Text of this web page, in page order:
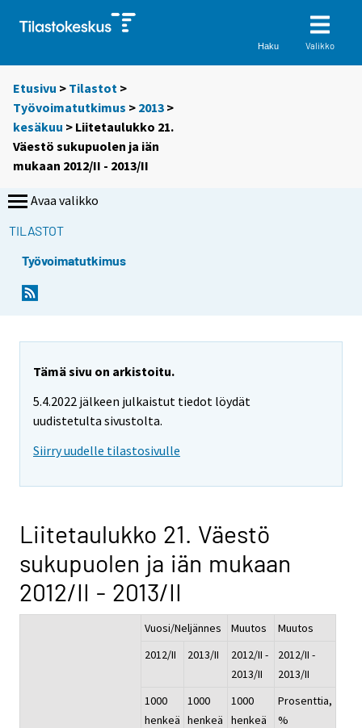
Haku Valikko
Etusivu > Tilastot >
Työvoimatutkimus > 2013 >
kesäkuu > Liitetaulukko 21.
Väestö sukupuolen ja iän
mukaan 2012/II - 2013/II
Avaa valikko
TILASTOT
Työvoimatutkimus
Tämä sivu on arkistoitu.
5.4.2022 jälkeen julkaistut tiedot löydät
uudistetulta sivustolta.
Siirry uudelle tilastosivulle
Liitetaulukko 21. Väestö
sukupuolen ja iän mukaan
2012/II - 2013/II
Vuosi/Neljännes Muutos
Muutos
2012/II
2013/II
2012/II -
2013/II
2012/II -
2013/II
1000
henkeä
1000
henkeä
1000
henkeä
Prosenttia,
%